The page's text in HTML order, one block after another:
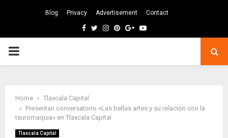
Blog Privacy Advertisement Contact
Facebook
TwitterInstagram
Pinterest
GoogleYoutube
PRIMARY
Home
Tlaxcala Capital
Presentan conversatorio «Las bellas artes y su relación con la
tauromaquia» en Tlaxcala Capital
Tlaxcala Capital